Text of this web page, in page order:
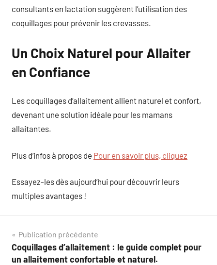
consultants en lactation suggèrent l’utilisation des
coquillages pour prévenir les crevasses.
Un Choix Naturel pour Allaiter
en Confiance
Les coquillages d’allaitement allient naturel et confort,
devenant une solution idéale pour les mamans
allaitantes.
Plus d’infos à propos de Pour en savoir plus, cliquez
Essayez-les dès aujourd’hui pour découvrir leurs
multiples avantages !
Navigation
de
Publication précédente
Coquillages d’allaitement : le guide complet pour
un allaitement confortable et naturel.